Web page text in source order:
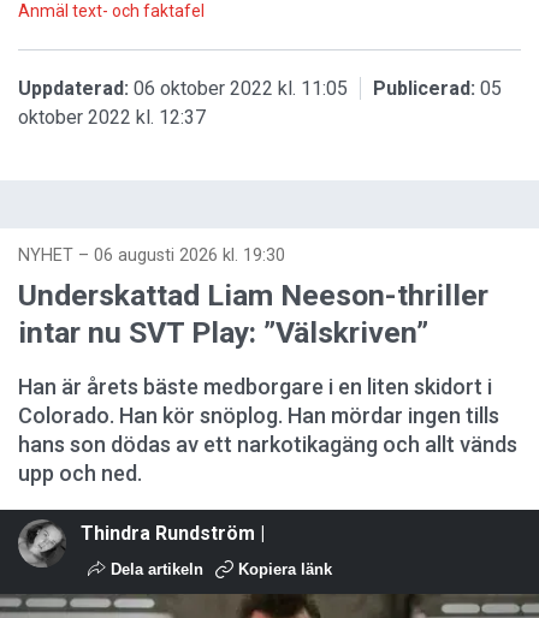
Anmäl text- och faktafel
Uppdaterad: 06 oktober 2022 kl. 11:05 Publicerad: 05
oktober 2022 kl. 12:37
NYHET – 06 augusti 2026 kl. 19:30
Underskattad Liam Neeson-thriller
intar nu SVT Play: ”Välskriven”
Han är årets bäste medborgare i en liten skidort i
Colorado. Han kör snöplog. Han mördar ingen tills
hans son dödas av ett narkotikagäng och allt vänds
upp och ned.
Thindra Rundström |
Dela artikeln Kopiera länk